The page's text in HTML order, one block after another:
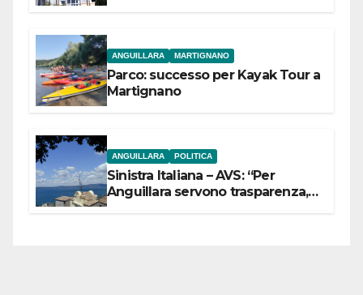
ANGUILLARA MARTIGNANO
Parco: successo per Kayak Tour a
Martignano
ANGUILLARA POLITICA
Sinistra Italiana – AVS: “Per
Anguillara servono trasparenza,